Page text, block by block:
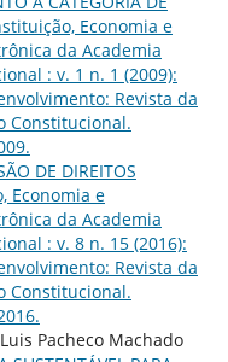
Economia e
da Academia
: v. 1 n. 1 (2009):
Revista da
Constitucional.
DE DIREITOS
Economia e
da Academia
: v. 8 n. 15 (2016):
Revista da
Constitucional.
Pacheco Machado